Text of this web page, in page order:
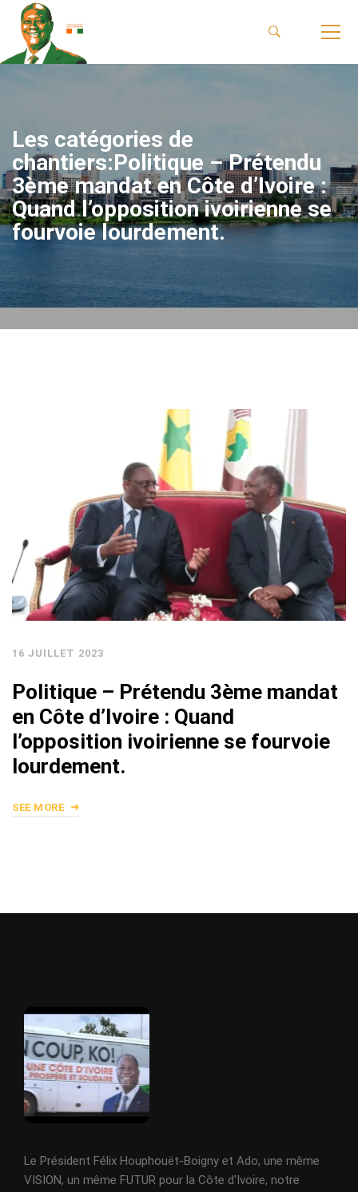
Les catégories de
chantiers:Politique – Prétendu
3ème mandat en Côte d’Ivoire :
Quand l’opposition ivoirienne se
fourvoie lourdement.
16 JUILLET 2023
Politique – Prétendu 3ème mandat
en Côte d’Ivoire : Quand
l’opposition ivoirienne se fourvoie
lourdement.
SEE MORE
Le Président Félix Houphouët-Boigny et Ado, une même
VISION, un même FUTUR pour la Côte d'Ivoire, notre